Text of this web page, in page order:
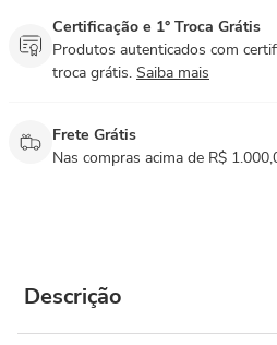
Certificação e 1° Troca Grátis
Produtos autenticados com
troca grátis. Saiba mais
Frete Grátis
Nas compras acima de R$
Descrição